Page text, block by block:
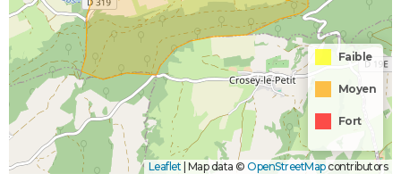
Faible
Moyen
Fort
Leaflet Map data © OpenStreetMapcontributors